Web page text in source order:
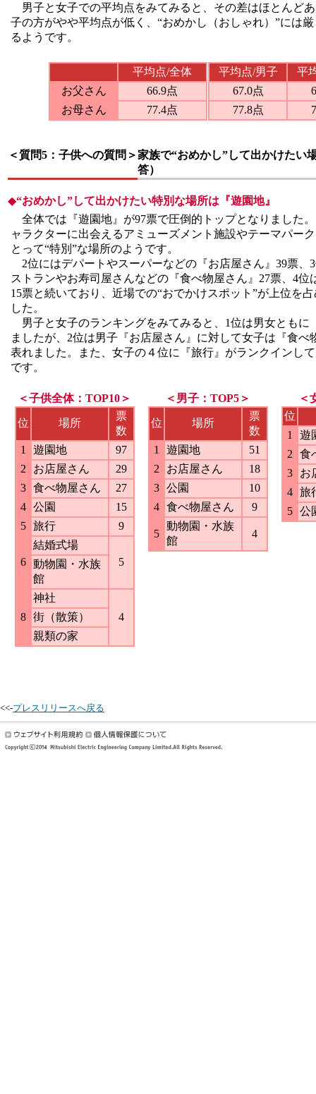
男子と女子での平均点をみてみると、その差はほとんど
子の方がやや平均点が低く、“おめかし（おしゃれ）”には
るようです。
平均点/全体
お父さん
66.9点
お母さん
77.4点
平均点/男子
平
67.0点
77.8点
＜質問5：子供への質問＞家族で“おめかし”して出かけたい
答）
◆“おめかし”して出かけたい特別な場所は『遊園地』
全体では『遊園地』が97票で圧倒的トップとなりました
ャラクターに出会えるアミューズメント施設やテーマパー
とって“特別”な場所のようです。
2位にはデパートやスーパーなどの『お店屋さん』39票、
ストランやお寿司屋さんなどの『食べ物屋さん』27票、4位
15票と続いており、近場での“おでかけスポット”が上位を
した。
男子と女子のランキングをみてみると、1位は男女ともに
ましたが、2位は男子『お店屋さん』に対して女子は『食べ
表れました。また、女子の４位に『旅行』がランクインし
です。
＜子供全体：TOP10＞ ＜男子：TOP5＞ ＜
位 場所
票
数
1
遊園地
97
2
お店屋さん
29
3
食べ物屋さん
27
4
公園
15
5
旅行 9
6
結婚式場
5
動物園・水族
館
8
神社
4
街（散策）
親類の家
位 場所
票
数
1
遊園地
51
2
お店屋さん
18
3
公園
10
4
食べ物屋さん 9
5
動物園・水族
館
4
位
1
遊
2
食
3
お
4
旅
5
公
<<-プレスリリースへ戻る